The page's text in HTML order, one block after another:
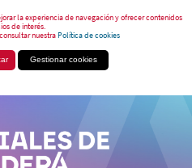
la experiencia de navegación y ofrecer contenidos
de interés.
nuestraPolítica de cookies
Gestionar cookies